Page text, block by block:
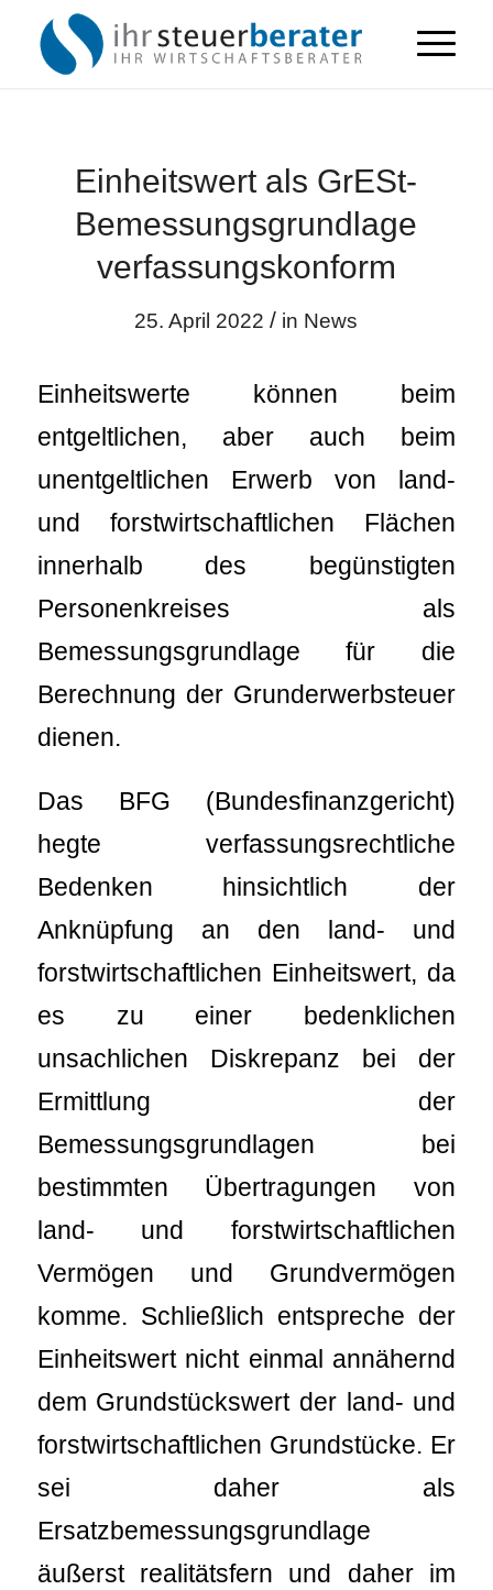
Einheitswert als GrESt-
Bemessungsgrundlage
verfassungskonform
25. April 2022 / in News
Einheitswerte können beim
entgeltlichen, aber auch beim
unentgeltlichen Erwerb von land-
und forstwirtschaftlichen Flächen
innerhalb des begünstigten
Personenkreises als
Bemessungsgrundlage für die
Berechnung der Grunderwerbsteuer
dienen.
Das BFG (Bundesfinanzgericht)
hegte verfassungsrechtliche
Bedenken hinsichtlich der
Anknüpfung an den land- und
forstwirtschaftlichen Einheitswert, da
es zu einer bedenklichen
unsachlichen Diskrepanz bei der
Ermittlung der
Bemessungsgrundlagen bei
bestimmten Übertragungen von
land- und forstwirtschaftlichen
Vermögen und Grundvermögen
komme. Schließlich entspreche der
Einheitswert nicht einmal annähernd
dem Grundstückswert der land- und
forstwirtschaftlichen Grundstücke. Er
sei daher als
Ersatzbemessungsgrundlage
äußerst realitätsfern und daher im